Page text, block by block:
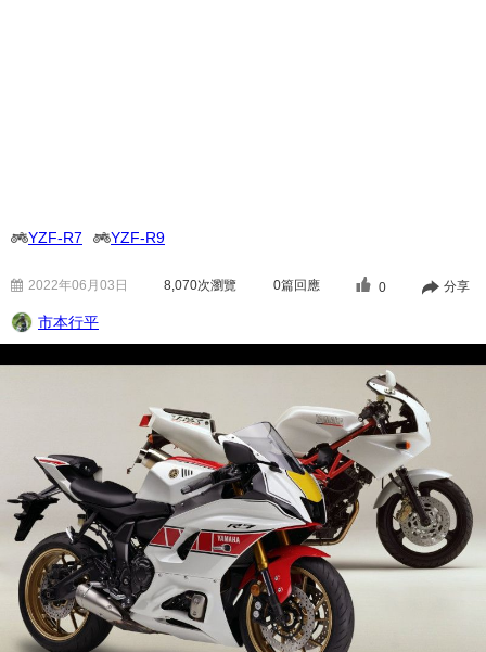
YZF-R7 YZF-R9
2022年06月03日 8,070次瀏覽 0篇回應 0 分享
市本行平